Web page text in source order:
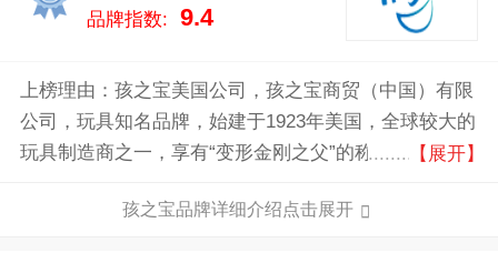
品牌指数: 9.4
上榜理由：孩之宝美国公司，孩之宝商贸（中国）有限
公司，玩具知名品牌，始建于1923年美国，全球较大的
玩具制造商之一，享有“变形金刚之父”的称号，全球领
【展开】
孩之宝品牌详细介绍点击展开